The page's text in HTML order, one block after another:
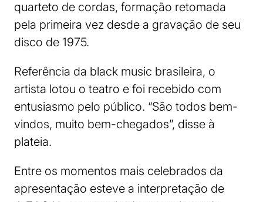
quarteto de cordas, formação retomada
pela primeira vez desde a gravação de seu
disco de 1975.
Referência da black music brasileira, o
artista lotou o teatro e foi recebido com
entusiasmo pelo público. “São todos bem-
vindos, muito bem-chegados”, disse à
plateia.
Entre os momentos mais celebrados da
apresentação esteve a interpretação de